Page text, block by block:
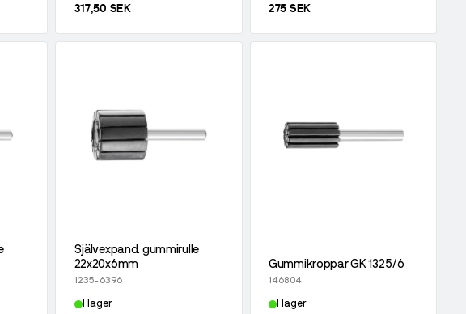
317,50 SEK 275 SEK
Självexpand. gummirulle
22x20x6mm
1235-6396
I lager
Gummikroppar GK 1325/6
146804
I lager